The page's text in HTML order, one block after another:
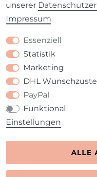
VERTRAG
unserer
Impressum.
Essenziell
Statistik
Marketing
DHL
PayPal
Funktional
Einstellungen
ALLE